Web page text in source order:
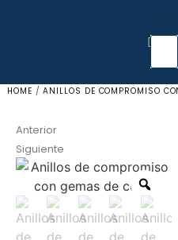
HOME /ANILLOS DE COMPROMISO
Anterior
Siguiente